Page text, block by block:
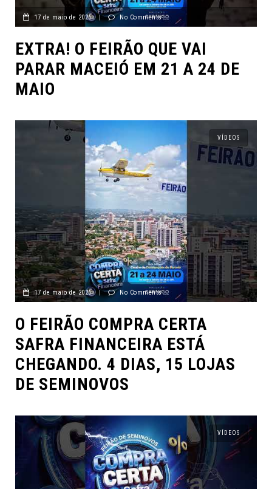
17 de maio de 2026 | No Comments
EXTRA! O FEIRÃO QUE VAI
PARAR MACEIÓ EM 21 A 24 DE
MAIO
VÍDEOS
17 de maio de 2026 | No Comments
O FEIRÃO COMPRA CERTA
SAFRA FINANCEIRA ESTÁ
CHEGANDO. 4 DIAS, 15 LOJAS
DE SEMINOVOS
VÍDEOS